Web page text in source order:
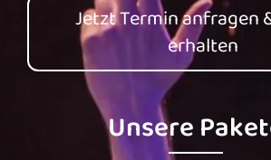
Jetzt Termin anfragen
erhalten
Unsere